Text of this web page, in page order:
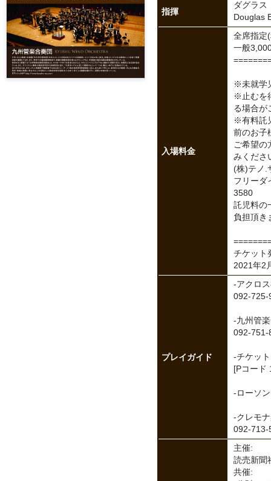
指揮
ダグラス
Douglas
入場料金
全席指定
一般
※未就学
※止むを
る場合が
※有料託
前のお子
ご希望の
みくださ
(株)テノ.
フリーダ
3580
託児料の
負担頂き
チケット
2021年2
プレイガイド
-アクロ
092-725-
-九州管
092-751-
-チケッ
[Pコード
-ローソ
-クレモ
092-713-
主催:
読売新聞
共催: